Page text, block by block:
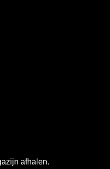
afhalen.